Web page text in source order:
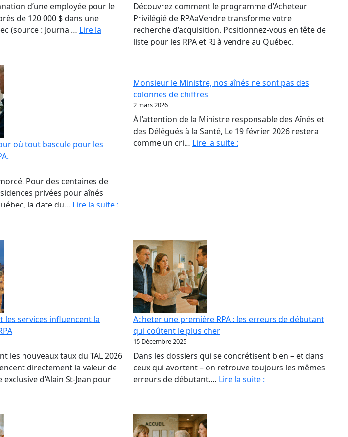
d’une employée pour le
de 120 000 $ dans une
(source : Journal… Lire la
Découvrez comment le programme d’Acheteur
Privilégié de RPAaVendre transforme votre
recherche d’acquisition. Positionnez-vous en tête de
liste pour les RPA et RI à vendre au Québec.
où tout bascule pour les
Pour des centaines de
privées pour aînés
la date du… Lire la suite :
bascule
pour
propriétaires
RPA.
Monsieur le Ministre, nos aînés ne sont pas des
colonnes de chiffres
2 mars 2026
À l’attention de la Ministre responsable des Aînés et
des Délégués à la Santé, Le 19 février 2026 restera
comme un cri… Lire la suite :
les services influencent la
les nouveaux taux du TAL 2026
directement la valeur de
exclusive d’Alain St-Jean pour
Acheter une première RPA : les erreurs de débutant
qui coûtent le plus cher
15 Décembre 2025
Dans les dossiers qui se concrétisent bien – et dans
ceux qui avortent – on retrouve toujours les mêmes
erreurs de débutant.… Lire la suite :